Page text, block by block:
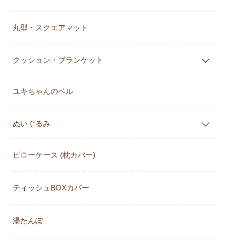
丸型・スクエアマット
クッション・ブランケット
ユキちゃんのベル
ぬいぐるみ
ピローケース (枕カバー)
ティッシュBOXカバー
湯たんぽ